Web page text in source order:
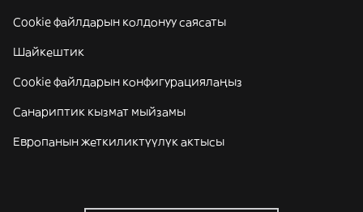
Cookie файлдарын колдонуу саясаты
Шайкештик
Cookie файлдарын конфигурациялаңыз
Санариптик кызмат мыйзамы
Европанын жеткиликтүүлүк актысы